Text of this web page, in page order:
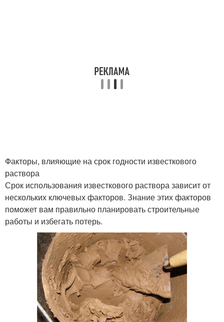
Факторы, влияющие на срок годности известкового
раствора
Срок использования известкового раствора зависит от
нескольких ключевых факторов. Знание этих факторов
поможет вам правильно планировать строительные
работы и избегать потерь.